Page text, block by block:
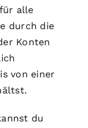
alle
durch die
Konten
von einer
du